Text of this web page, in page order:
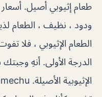
طعام إثيوبي أصيل.
ودود ، نظيف ، الطعام
الطعام الإثيوبي ، فلا
الدرجة الأولى. أنهِ